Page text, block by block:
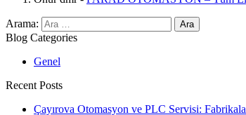
Arama:
Blog Categories
Genel
Recent Posts
Çayırova Otomasyon ve PLC Servisi: